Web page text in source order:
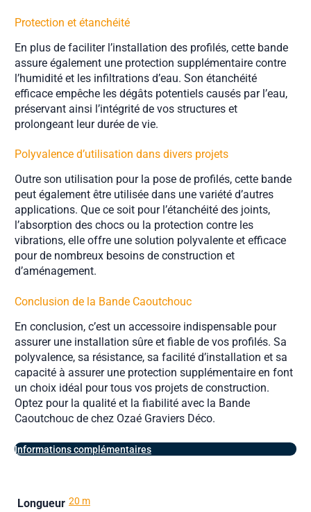
Protection et étanchéité
En plus de faciliter l’installation des profilés, cette bande
assure également une protection supplémentaire contre
l’humidité et les infiltrations d’eau. Son étanchéité
efficace empêche les dégâts potentiels causés par l’eau,
préservant ainsi l’intégrité de vos structures et
prolongeant leur durée de vie.
Polyvalence d’utilisation dans divers projets
Outre son utilisation pour la pose de profilés, cette bande
peut également être utilisée dans une variété d’autres
applications. Que ce soit pour l’étanchéité des joints,
l’absorption des chocs ou la protection contre les
vibrations, elle offre une solution polyvalente et efficace
pour de nombreux besoins de construction et
d’aménagement.
Conclusion de la Bande Caoutchouc
En conclusion, c’est un accessoire indispensable pour
assurer une installation sûre et fiable de vos profilés. Sa
polyvalence, sa résistance, sa facilité d’installation et sa
capacité à assurer une protection supplémentaire en font
un choix idéal pour tous vos projets de construction.
Optez pour la qualité et la fiabilité avec la Bande
Caoutchouc de chez Ozaé Graviers Déco.
Informations complémentaires
Longueur 20 m